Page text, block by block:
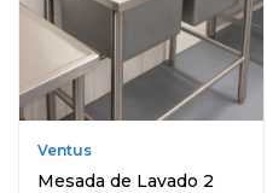
Ventus
Mesada de Lavado 2